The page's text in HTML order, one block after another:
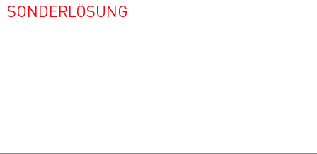
SONDERLÖSUNG